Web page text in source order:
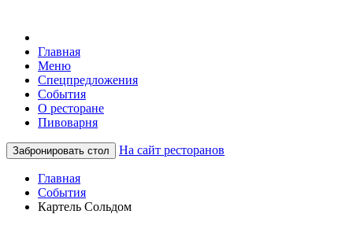
Главная
Меню
Спецпредложения
События
О ресторане
Пивоварня
Забронировать стол На сайт ресторанов
Главная
События
Картель Сольдом